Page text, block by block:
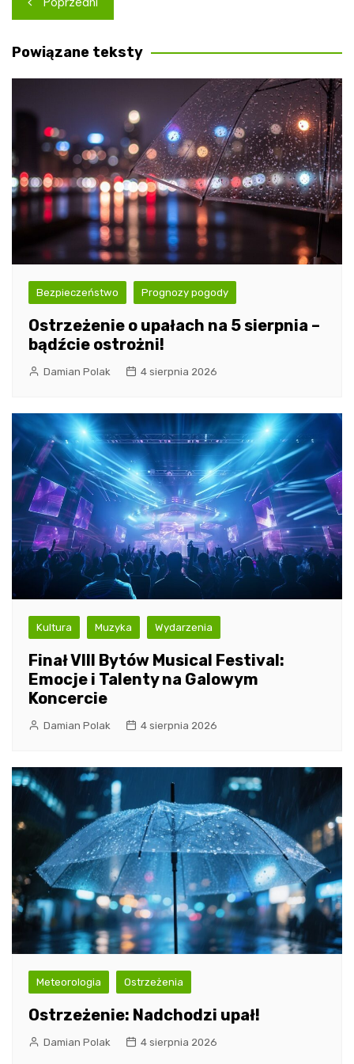
wpisu
Powiązane teksty
Bezpieczeństwo Prognozy pogody
Ostrzeżenie o upałach na 5 sierpnia –
bądźcie ostrożni!
Damian Polak 4 sierpnia 2026
Kultura Muzyka Wydarzenia
Finał VIII Bytów Musical Festival:
Emocje i Talenty na Galowym
Koncercie
Damian Polak 4 sierpnia 2026
Meteorologia Ostrzeżenia
Ostrzeżenie: Nadchodzi upał!
Damian Polak 4 sierpnia 2026